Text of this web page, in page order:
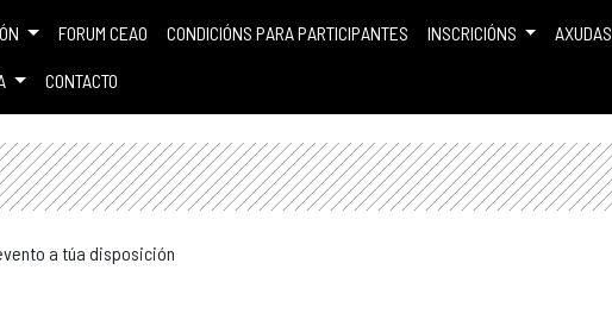
FORUM CEAO CONDICIÓNS PARA PARTICIPANTES INSCRICIÓNS AXUDAS
CONTACTO
a túa disposición